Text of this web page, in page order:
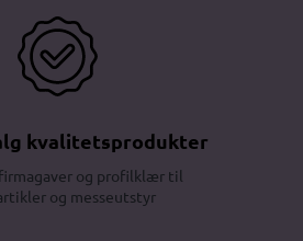
kvalitetsprodukter
og profilklær til
og messeutstyr